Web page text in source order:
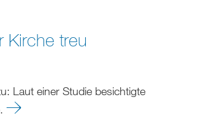
Kirche treu
Laut einer Studie besichtigte